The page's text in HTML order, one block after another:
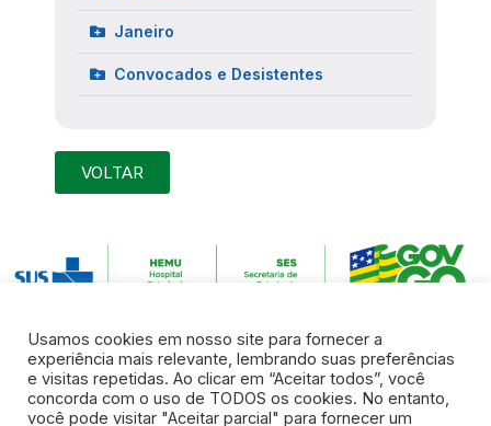
Janeiro
Convocados e Desistentes
VOLTAR
Endereço:Rua R7 S/N, Setor Coimbra | Goiânia – Goiás | CEP:
Usamos cookies em nosso site para fornecer a
experiência mais relevante, lembrando suas preferências
e visitas repetidas. Ao clicar em “Aceitar todos”, você
concorda com o uso de TODOS os cookies. No entanto,
você pode visitar "Aceitar parcial" para fornecer um